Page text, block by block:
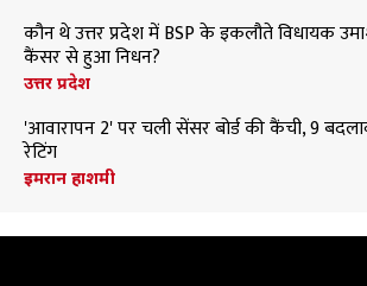
कौन थे उत्तर प्रदेश में BSP के इकलौते विधायक
कैंसर से हुआ निधन?
उत्तर प्रदेश
'आवारापन 2' पर चली सेंसर बोर्ड की कैंची, 9
रेटिंग
इमरान हाशमी